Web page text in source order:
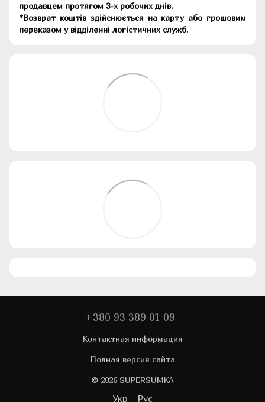
продавцем протягом 3-х робочих днів.
*Возврат коштів здійснюється на карту або грошовим
переказом у відділенні логістичних служб.
+380 93 389 01 09
Контактная информация
Полная версия сайта
© 2026 SUPERSUMKA
Укр Рус